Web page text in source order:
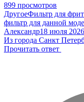
899 просмотров
ДругоеФильтр для
фильтр для данной
Александр18 июля
Из города Санкт
Прочитать ответ